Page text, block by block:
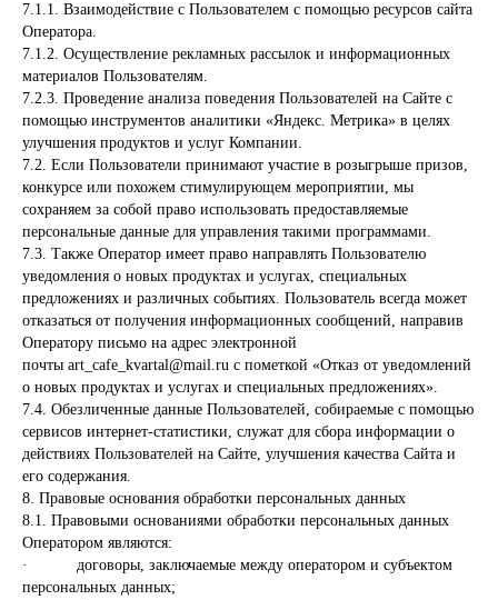
7.1.1. Взаимодействие с Пользователем с помощью ресурсов сайта
Оператора.
7.1.2. Осуществление рекламных рассылок и информационных
материалов Пользователям.
7.2.3. Проведение анализа поведения Пользователей на Сайте с
помощью инструментов аналитики «Яндекс. Метрика» в целях
улучшения продуктов и услуг Компании.
7.2. Если Пользователи принимают участие в розыгрыше призов,
конкурсе или похожем стимулирующем мероприятии, мы
сохраняем за собой право использовать предоставляемые
персональные данные для управления такими программами.
7.3. Также Оператор имеет право направлять Пользователю
уведомления о новых продуктах и услугах, специальных
предложениях и различных событиях. Пользователь всегда может
отказаться от получения информационных сообщений, направив
Оператору письмо на адрес электронной
почты art_cafe_kvartal@mail.ru с пометкой «Отказ от уведомлений
о новых продуктах и услугах и специальных предложениях».
7.4. Обезличенные данные Пользователей, собираемые с помощью
сервисов интернет-статистики, служат для сбора информации о
действиях Пользователей на Сайте, улучшения качества Сайта и
его содержания.
8. Правовые основания обработки персональных данных
8.1. Правовыми основаниями обработки персональных данных
Оператором являются:
· договоры, заключаемые между оператором и субъектом
персональных данных;